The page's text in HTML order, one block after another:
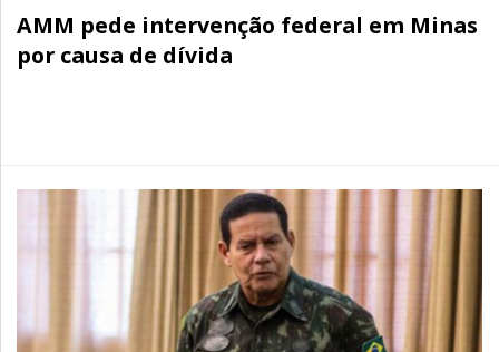
AMM pede intervenção federal em Minas
por causa de dívida